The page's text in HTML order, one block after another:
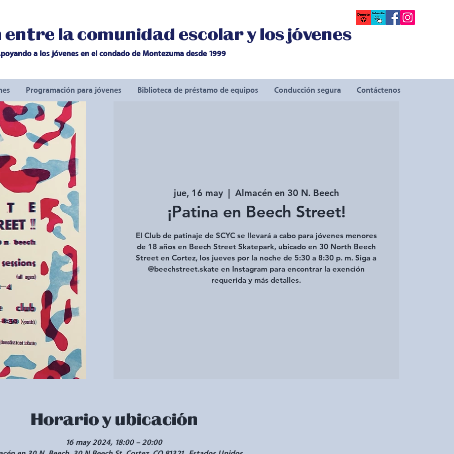
la comunidad escolar y los jóvenes
a los jóvenes en el condado de Montezuma desde 1999
Programación para jóvenes Biblioteca de préstamo de equipos Conducción segura Contáctenos
jue, 16 may
  |
Almacén en 30 N. Beech
¡Patina en Beech Street!
El Club de patinaje de SCYC se llevará a cabo para jóvenes menores
de 18 años en Beech Street Skatepark, ubicado en 30 North Beech
Street en Cortez, los jueves por la noche de 5:30 a 8:30 p. m. Siga a
@beechstreet.skate en Instagram para encontrar la exención
requerida y más detalles.
Horario y ubicación
16 may 2024, 18:00 – 20:00